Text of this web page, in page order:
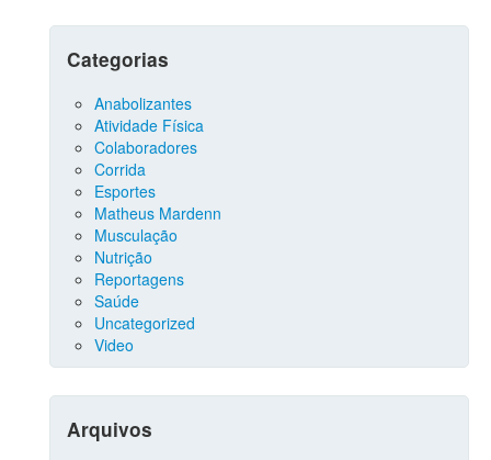
Categorias
Anabolizantes
Atividade Física
Colaboradores
Corrida
Esportes
Matheus Mardenn
Musculação
Nutrição
Reportagens
Saúde
Uncategorized
Video
Arquivos